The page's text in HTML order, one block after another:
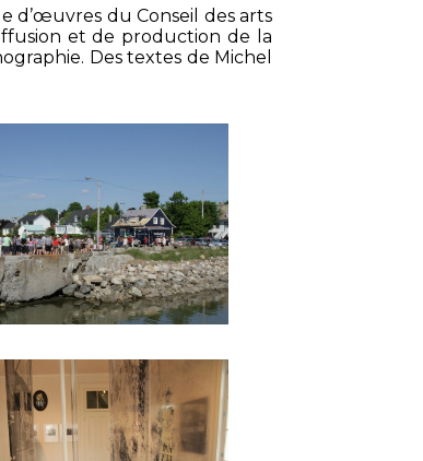
d’œuvres du Conseil des arts
et de production de la
Des textes de Michel